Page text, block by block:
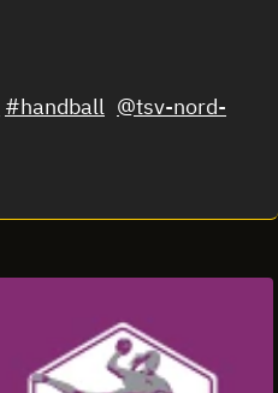
#handball @tsv-nord-